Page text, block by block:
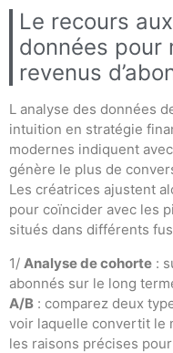
Le recours
données pour
revenus
L analyse des données
intuition en stratégie
modernes indiquent
génère le plus de
Les créatrices ajustent
pour coïncider avec les
situés dans différents
1/ Analyse de cohorte :
abonnés sur le long
A/B : comparez deux
voir laquelle convertit le
les raisons précises